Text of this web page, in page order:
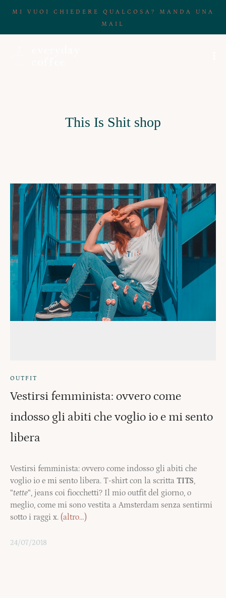
MI VUOI CHIEDERE QUALCOSA? MANDA UNA
MAIL
This Is Shit shop
OUTFIT
Vestirsi femminista: ovvero come
indosso gli abiti che voglio io e mi sento
libera
Vestirsi femminista: ovvero come indosso gli abiti che
voglio io e mi sento libera. T-shirt con la scritta TITS,
“tette“, jeans coi fiocchetti? Il mio outfit del giorno, o
meglio, come mi sono vestita a Amsterdam senza sentirmi
sotto i raggi x. (altro…)
24/07/2018